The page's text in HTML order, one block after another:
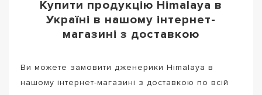
Купити продукцію Himalaya в
Україні в нашому інтернет-
магазині з доставкою
Ви можете замовити дженерики Himalaya в
нашому інтернет-магазині з доставкою по всій